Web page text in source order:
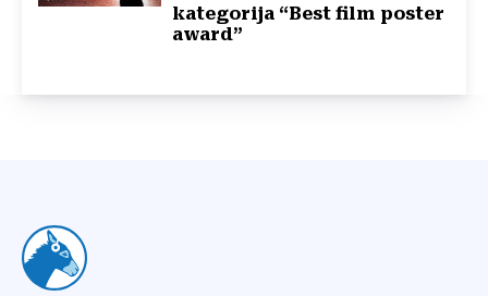
kategorija “Best film poster
award”